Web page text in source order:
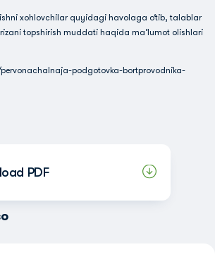
xohlovchilar quyidagi havolaga o‘tib, talablar
topshirish muddati haqida ma’lumot olishlari
podgotovka-bortprovodnika-
PDF